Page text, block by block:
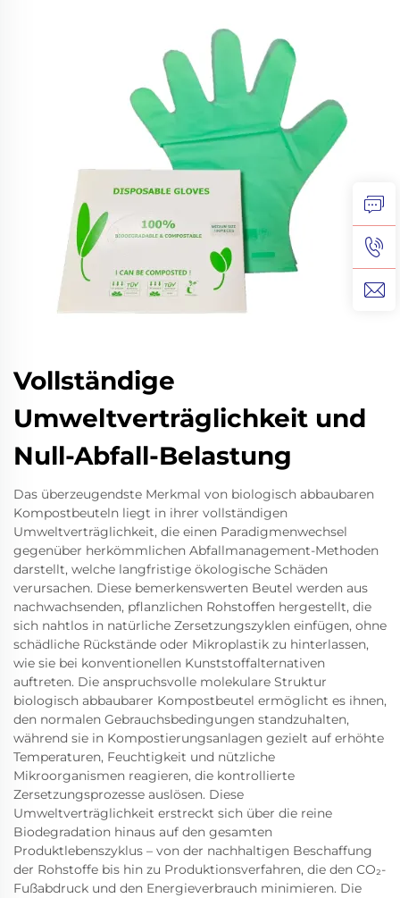
Vollständige
Umweltverträglichkeit und
Null-Abfall-Belastung
Das überzeugendste Merkmal von biologisch abbaubaren
Kompostbeuteln liegt in ihrer vollständigen
Umweltverträglichkeit, die einen Paradigmenwechsel
gegenüber herkömmlichen Abfallmanagement-Methoden
darstellt, welche langfristige ökologische Schäden
verursachen. Diese bemerkenswerten Beutel werden aus
nachwachsenden, pflanzlichen Rohstoffen hergestellt, die
sich nahtlos in natürliche Zersetzungszyklen einfügen, ohne
schädliche Rückstände oder Mikroplastik zu hinterlassen,
wie sie bei konventionellen Kunststoffalternativen
auftreten. Die anspruchsvolle molekulare Struktur
biologisch abbaubarer Kompostbeutel ermöglicht es ihnen,
den normalen Gebrauchsbedingungen standzuhalten,
während sie in Kompostierungsanlagen gezielt auf erhöhte
Temperaturen, Feuchtigkeit und nützliche
Mikroorganismen reagieren, die kontrollierte
Zersetzungsprozesse auslösen. Diese
Umweltverträglichkeit erstreckt sich über die reine
Biodegradation hinaus auf den gesamten
Produktlebenszyklus – von der nachhaltigen Beschaffung
der Rohstoffe bis hin zu Produktionsverfahren, die den CO₂-
Fußabdruck und den Energieverbrauch minimieren. Die